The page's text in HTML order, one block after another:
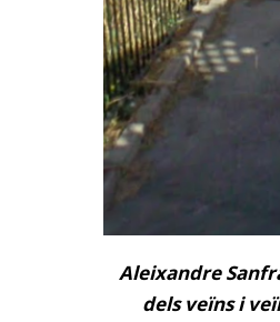
Aleixandre
dels veïns i